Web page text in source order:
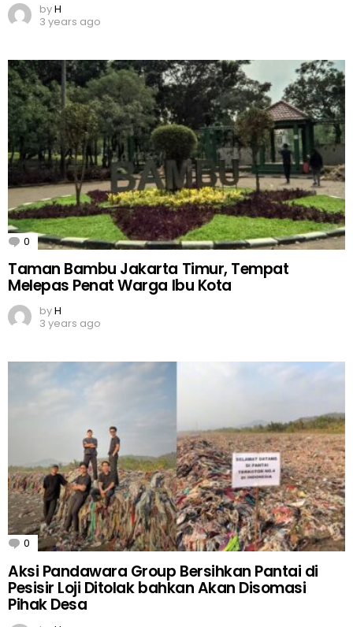
byH
3 years ago
0 Comments
Taman Bambu Jakarta Timur, Tempat
Melepas Penat Warga Ibu Kota
byH
3 years ago
0 Comments
Aksi Pandawara Group Bersihkan Pantai di
Pesisir Loji Ditolak bahkan Akan Disomasi
Pihak Desa